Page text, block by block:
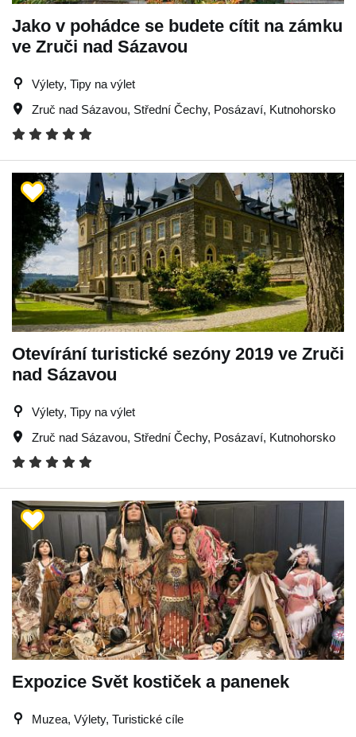
Jako v pohádce se budete cítit na zámku
ve Zruči nad Sázavou
Výlety, Tipy na výlet
Zruč nad Sázavou, Střední Čechy, Posázaví, Kutnohorsko
Otevírání turistické sezóny 2019 ve Zruči
nad Sázavou
Výlety, Tipy na výlet
Zruč nad Sázavou, Střední Čechy, Posázaví, Kutnohorsko
Expozice Svět kostiček a panenek
Muzea, Výlety, Turistické cíle